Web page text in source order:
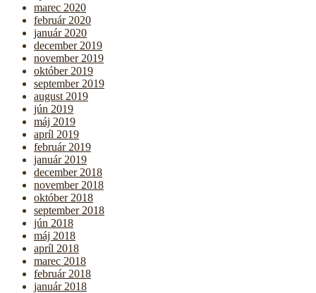
marec 2020
február 2020
január 2020
december 2019
november 2019
október 2019
september 2019
august 2019
jún 2019
máj 2019
apríl 2019
február 2019
január 2019
december 2018
november 2018
október 2018
september 2018
jún 2018
máj 2018
apríl 2018
marec 2018
február 2018
január 2018